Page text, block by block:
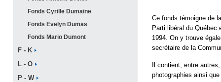
Fonds Cyrille Dumaine
Fonds Evelyn Dumas
Fonds Mario Dumont
F - K
L - O
P - W
Ce fonds témoigne de
Parti libéral du Québec
1994. On y trouve
secrétaire de la
Il contient, entre
photographies ainsi